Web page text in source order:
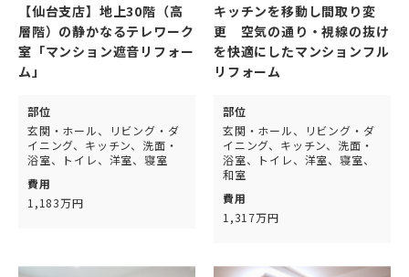
【仙台支店】地上30階（高
層階）の静かなるテレワーク
室「マンション遮音リフォー
ム」
部位
玄関・ホール、リビング・ダ
イニング、キッチン、洗面・
浴室、トイレ、洋室、寝室
費用
1,183万円
キッチンを移動し間取り変
更 空気の通り・視線の抜け
を快適にしたマンションフル
リフォーム
部位
玄関・ホール、リビング・ダ
イニング、キッチン、洗面・
浴室、トイレ、洋室、寝室、
和室
費用
1,317万円